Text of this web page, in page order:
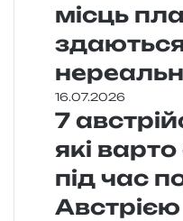
місць
16.07.2026
7
які
під час
Австрією